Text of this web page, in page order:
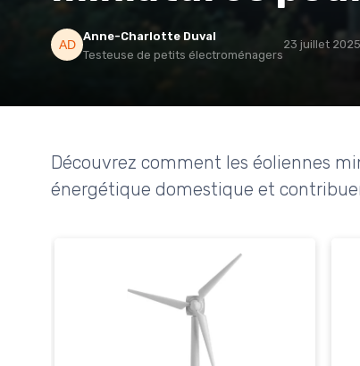
Anne-Charlotte Duval
Testeuse de petits électroménagers
23 juillet 2025
Découvrez comment les éoliennes
énergétique domestique et